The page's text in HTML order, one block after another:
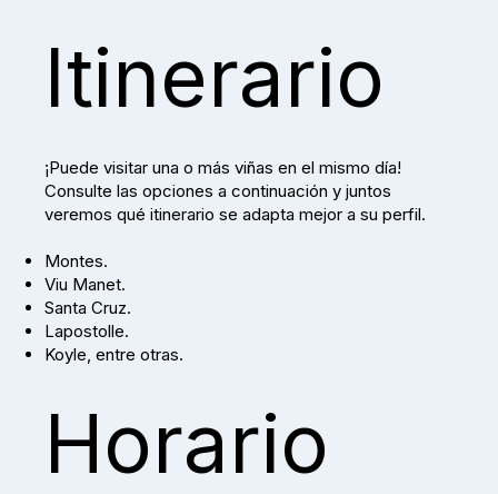
Itinerario
¡Puede visitar una o más viñas en el mismo día!
Consulte las opciones a continuación y juntos
veremos qué itinerario se adapta mejor a su perfil.
Montes.
Viu Manet.
Santa Cruz.
Lapostolle.
Koyle, entre otras.
Horario